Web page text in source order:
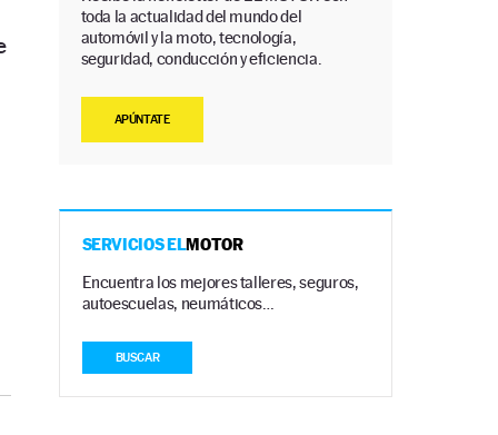
toda la actualidad del mundo del
automóvil y la moto, tecnología,
seguridad, conducción y eficiencia.
APÚNTATE
SERVICIOS ELMOTOR
Encuentra los mejores talleres, seguros,
autoescuelas, neumáticos…
BUSCAR